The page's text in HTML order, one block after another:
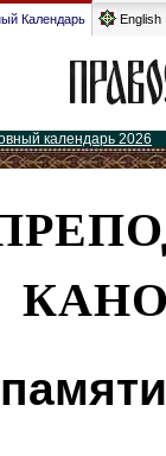
Календарь English
календарь 2026